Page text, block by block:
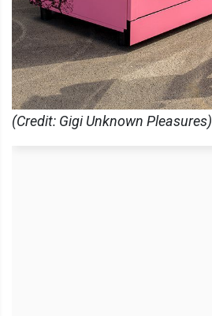
(Credit: Gigi Unknown Pleasures)